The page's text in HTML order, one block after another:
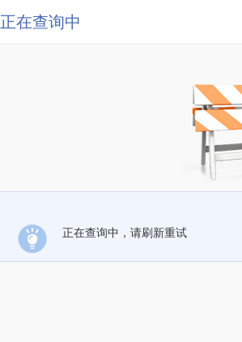
正在查询中
正在查询中，请刷新重试